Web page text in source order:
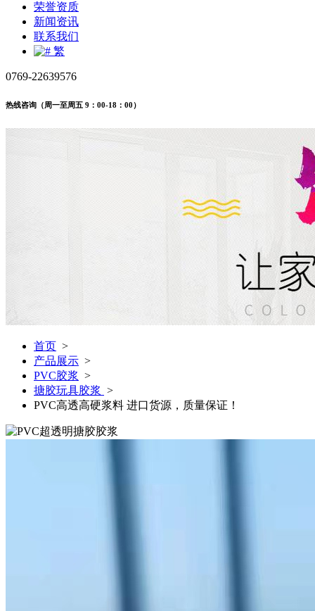
荣誉资质
新闻资讯
联系我们
繁
0769-22639576
热线咨询（周一至周五 9：00-18：00）
首页 >
产品展示 >
PVC胶浆 >
搪胶玩具胶浆 >
PVC高透高硬浆料 进口货源，质量保证！